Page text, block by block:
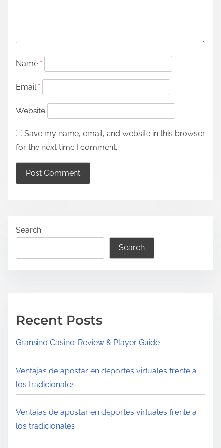
Name *
Email *
Website
Save my name, email, and website in this browser
for the next time I comment.
Search
Search
Recent Posts
Gransino Casino: Review & Player Guide
Ventajas de apostar en deportes virtuales frente a
los tradicionales
Ventajas de apostar en deportes virtuales frente a
los tradicionales